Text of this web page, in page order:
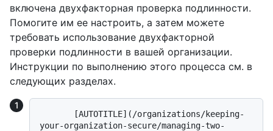
включена двухфакторная проверка подлинности.
Помогите им ее настроить, а затем можете
требовать использование двухфакторной
проверки подлинности в вашей организации.
Инструкции по выполнению этого процесса см. в
следующих разделах.
your-organization-secure/managing-two-